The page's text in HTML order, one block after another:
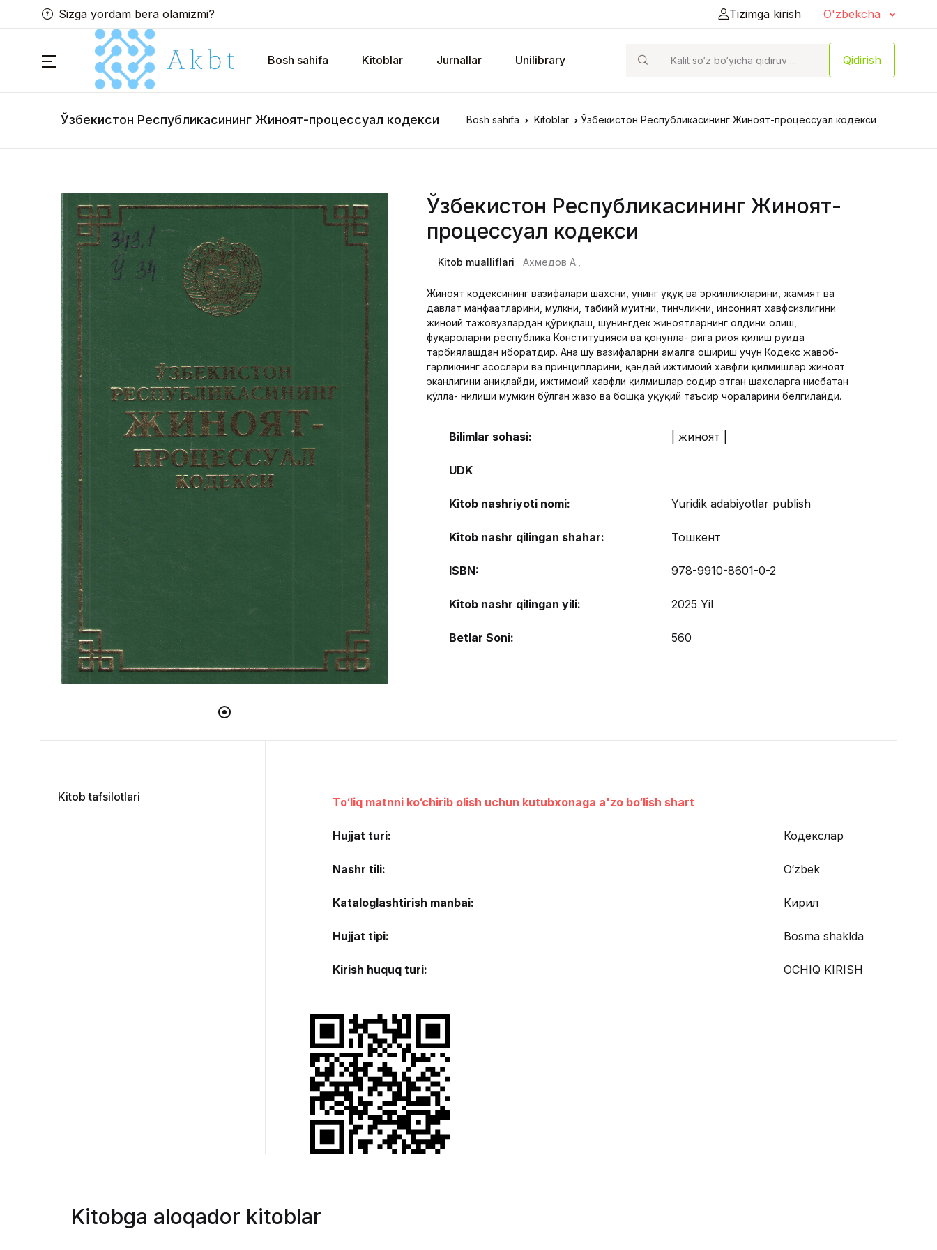
Sizga yordam bera olamizmi? Tizimga kirish O'zbekcha
Bosh sahifa Kitoblar Jurnallar Unilibrary Qidirish
Ўзбекистон Республикасининг Жиноят-процессуал кодекси Bosh sahifa Kitoblar Ўзбекистон Республикасининг Жиноят-процессуал кодекси
Ўзбекистон Республикасининг Жиноят-
процессуал кодекси
Kitob mualliflari Ахмедов А.,
Жиноят кодексининг вазифалари шахсни, унинг ҳуқуқ ва эркинликларини, жамият ва
давлат манфаатларини, мулкни, табиий муҳитни, тинчликни, инсоният хавфсизлигини
жиноий тажовузлардан қўриқлаш, шунингдек жиноятларнинг олдини олиш,
фуқароларни республика Конституцияси ва қонунла- рига риоя қилиш руҳида
тарбиялашдан иборатдир. Ана шу вазифаларни амалга ошириш учун Кодекс жавоб-
гарликнинг асослари ва принципларини, қандай ижтимоий хавфли қилмишлар жиноят
эканлигини аниқлайди, ижтимоий хавфли қилмишлар содир этган шахсларга нисбатан
қўлла- нилиши мумкин бўлган жазо ва бошқа ҳуқуқий таъсир чораларини белгилайди.
Bilimlar sohasi: | жиноят |
UDK
Kitob nashriyoti nomi: Yuridik adabiyotlar publish
Kitob nashr qilingan shahar: Тошкент
ISBN: 978-9910-8601-0-2
Kitob nashr qilingan yili: 2025 Yil
Betlar Soni: 560
Kitob tafsilotlari To‘liq matnni ko‘chirib olish uchun kutubxonaga a'zo bo‘lish shart
Hujjat turi: Кодекслар
Nashr tili: O‘zbek
Kataloglashtirish manbai: Кирил
Hujjat tipi: Bosma shaklda
Kirish huquq turi: OCHIQ KIRISH
Kitobga aloqador kitoblar